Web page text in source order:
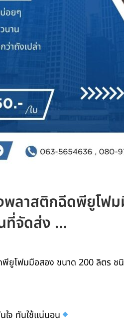
ลาสติกฉีดพียูโฟ
ที่จัดส่ง …
ยูโฟมมือสอง ขนาด 200 ลิตร ช
ใจ ทันใช้แน่นอน